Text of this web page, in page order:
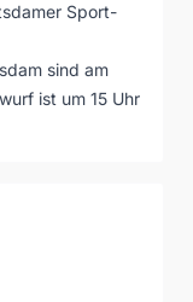
Sport-
sind am
ist um 15 Uhr